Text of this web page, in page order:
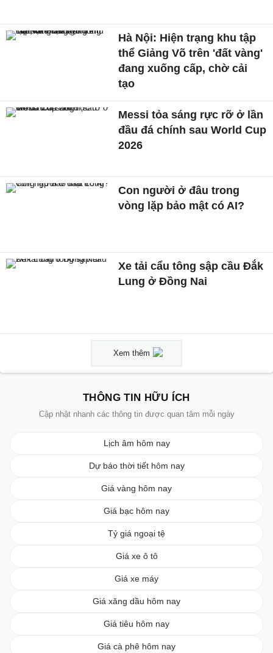
Hà Nội: Hiện trạng khu tập
thể Giảng Võ trên 'đất vàng'
đang xuống cấp, chờ cải
tạo
Messi tỏa sáng rực rỡ ở lần
đầu đá chính sau World Cup
2026
Con người ở đâu trong
vòng lặp bảo mật có AI?
Xe tải cẩu tông sập cầu Đắk
Lung ở Đồng Nai
Xem thêm
THÔNG TIN HỮU ÍCH
Cập nhật nhanh các thông tin được quan tâm mỗi ngày
Lịch âm hôm nay
Dự báo thời tiết hôm nay
Giá vàng hôm nay
Giá bạc hôm nay
Tỷ giá ngoại tệ
Giá xe ô tô
Giá xe máy
Giá xăng dầu hôm nay
Giá tiêu hôm nay
Giá cà phê hôm nay